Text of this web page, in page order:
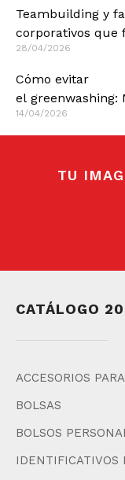
Teambuilding y
corporativos que
28/04/2026
Cómo evitar
el greenwashing:
14/04/2026
TU
CATÁLOGO
ACCESORIOS
BOLSAS
BOLSOS
IDENTIFICATIVOS